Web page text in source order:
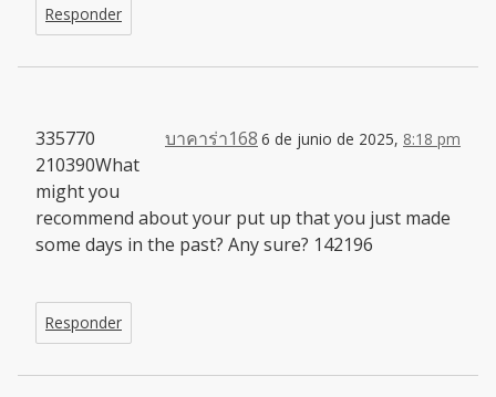
Responder
บาคาร่า168 6 de junio de 2025, 8:18 pm
335770
210390What
might you
recommend about your put up that you just made
some days in the past? Any sure? 142196
Responder